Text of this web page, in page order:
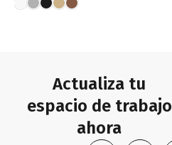
Actualiza tu
espacio de trabajo
ahora